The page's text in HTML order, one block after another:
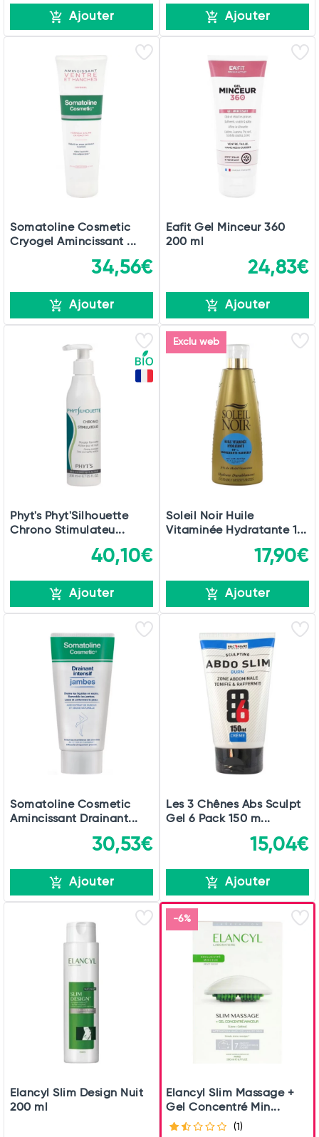
Ajouter Ajouter
Somatoline Cosmetic
Cryogel Amincissant ...
34,56€
Ajouter
Eafit Gel Minceur 360
200 ml
24,83€
Ajouter
Phyt's Phyt'Silhouette
Chrono Stimulateu...
40,10€
Ajouter
Exclu web
Soleil Noir Huile
Vitaminée Hydratante 1...
17,90€
Ajouter
Somatoline Cosmetic
Amincissant Drainant...
30,53€
Ajouter
Les 3 Chênes Abs Sculpt
Gel 6 Pack 150 m...
15,04€
Ajouter
Elancyl Slim Design Nuit
200 ml
-6%
Elancyl Slim Massage +
Gel Concentré Min...
(1)